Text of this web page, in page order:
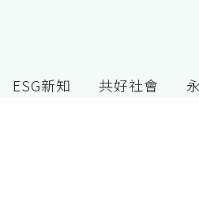
ESG新知 共好社會